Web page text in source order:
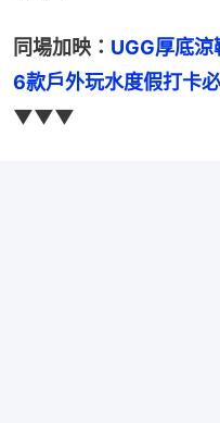
同場加映： UGG厚底涼
6款戶外玩水度假打卡必
▼▼▼